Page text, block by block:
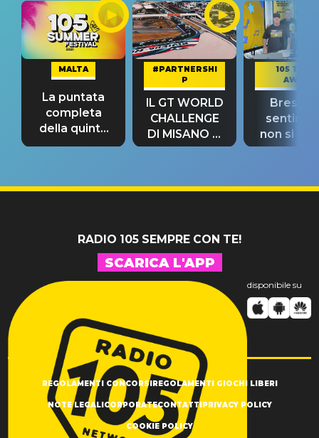
MALTA
La puntata
completa
della quinta
tappa
#PARTNERSHI
P
IL GT WORLD
CHALLENGE
DI MISANO si
riconferma
105 TAKE
AWAY
Bresh:
non si
fino alla
RADIO 105 SEMPRE CON TE!
SCARICA L'APP
disponibile su
REGOLAMENTI CONCORSI REGOLAMENTI GIOCHI LIBERI
NOTE LEGALI CORPORATECONTATTI PRIVACY POLICY
COOKIE POLICY